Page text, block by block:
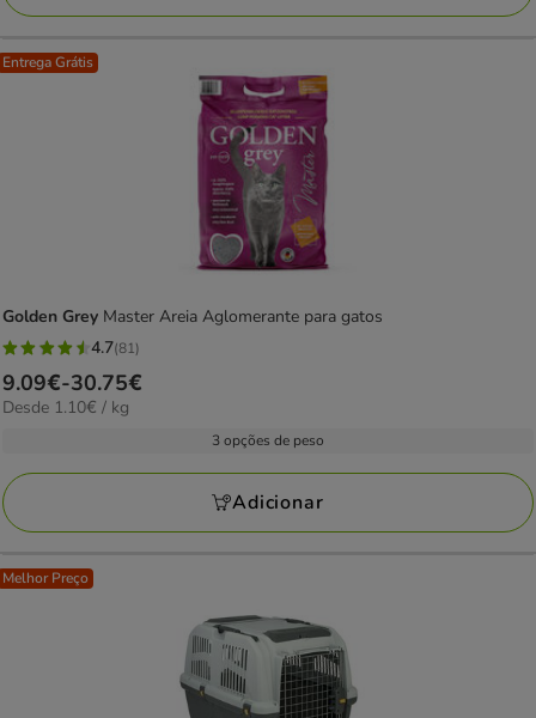
Entrega Grátis
Golden Grey Master Areia Aglomerante para gatos
4.7
estrelas
com
avaliações
4.7(81)
Preço
de
30.75€
9.09€-30.75€
1.10€
Desde 1.10€ / kg
3 opções de peso
Adicionar
Melhor Preço